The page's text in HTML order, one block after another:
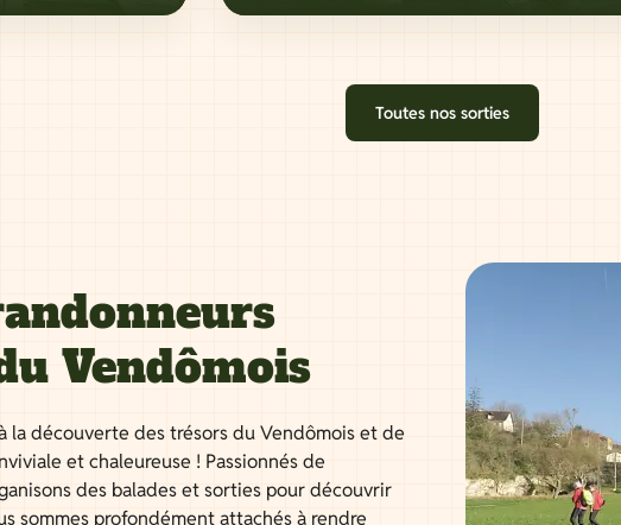
Toutes nos sorties
Vendômois
la découverte des trésors du Vendômois et de
et chaleureuse ! Passionnés de
des balades et sorties pour découvrir
sommes profondément attachés à rendre